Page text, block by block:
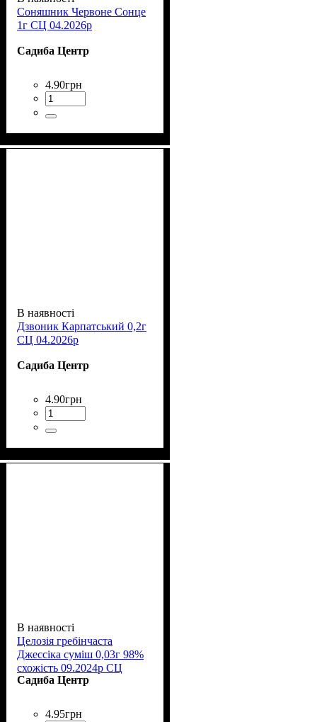
Соняшник Червоне Сонце
1г СЦ 04.2026р
Садиба Центр
4.90грн
В наявності
Дзвоник Карпатський 0,2г
СЦ 04.2026р
Садиба Центр
4.90грн
В наявності
Целозія гребінчаста
Джессіка суміш 0,03г 98%
схожість 09.2024р СЦ
Садиба Центр
4.95грн